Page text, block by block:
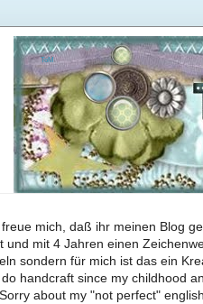
ToM
mich, daß ihr meinen Blog
und mit 4 Jahren einen
sondern für mich ist das ein
handcraft since my childhood
about my "not perfect"